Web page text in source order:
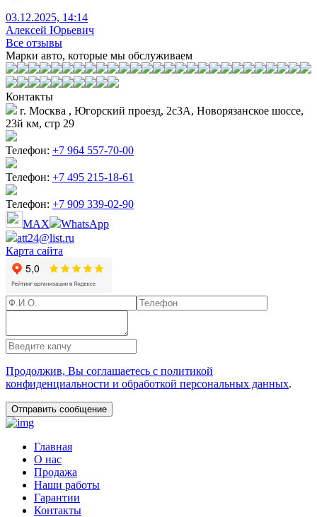
03.12.2025, 14:14
Алексей Юрьевич
Все отзывы
Марки авто, которые мы обслуживаем
Контакты
г. Москва , Югорский проезд, 2с3А, Новорязанское шоссе,
23й км, стр 29
Телефон: +7 964 557-70-00
Телефон: +7 495 215-18-61
Телефон: +7 909 339-02-90
MAX
WhatsApp
att24@list.ru
Карта сайта
Продолжив, Вы соглашаетесь с политикой
конфиденциальности и обработкой персональных данных.
Главная
О нас
Продажа
Наши работы
Гарантии
Контакты